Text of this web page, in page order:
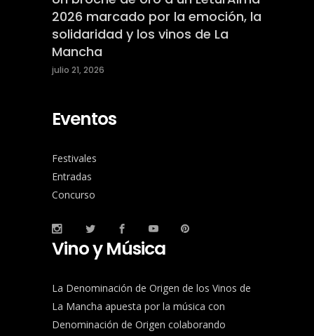
2026 marcado por la emoción, la
solidaridad y los vinos de La
Mancha
julio 21, 2026
Eventos
Festivales
Entradas
Concurso
Vino y Música
La Denominación de Origen de los Vinos de
La Mancha apuesta por la música con
Denominación de Origen colaborando